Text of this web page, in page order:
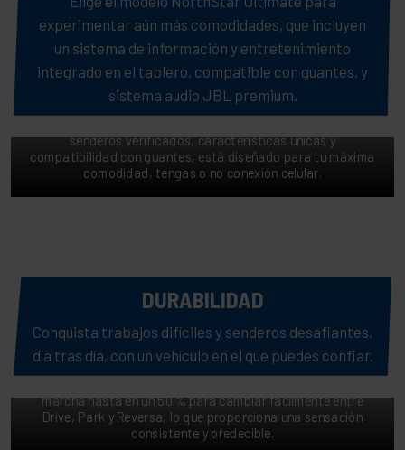
experimentar aún más comodidades, que incluyen
un sistema de información y entretenimiento
integrado en el tablero, compatible con guantes, y
sistema audio JBL premium.
RIDE COMMAND
Supera con confianza tareas y senderos con la pantalla de
7” RIDE COMMAND, el sistema original de mapas todo terreno
senderos verificados, características únicas y
compatibilidad con guantes, está diseñado para tu máxima
comodidad, tengas o no conexión celular.
DURABILIDAD
Conquista trabajos difíciles y senderos desafiantes,
día tras día, con un vehículo en el que puedes confiar.
CAMBIOS DE MARCHA SIN ESFUERZO
Toma el asiento del conductor con confianza gracias a la
marcha hasta en un 50 % para cambiar fácilmente entre
Drive, Park y Reversa, lo que proporciona una sensación
consistente y predecible.